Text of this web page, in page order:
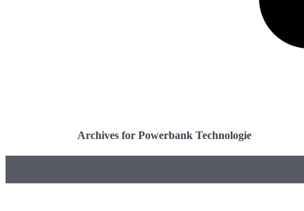
Archives for Powerbank Technologie